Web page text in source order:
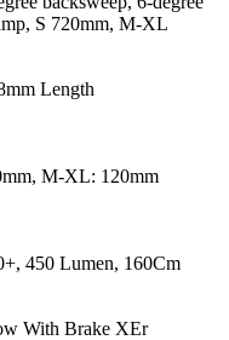
S 720mm, M-XL
Length
M-XL: 120mm
450 Lumen, 160Cm
With Brake XEr